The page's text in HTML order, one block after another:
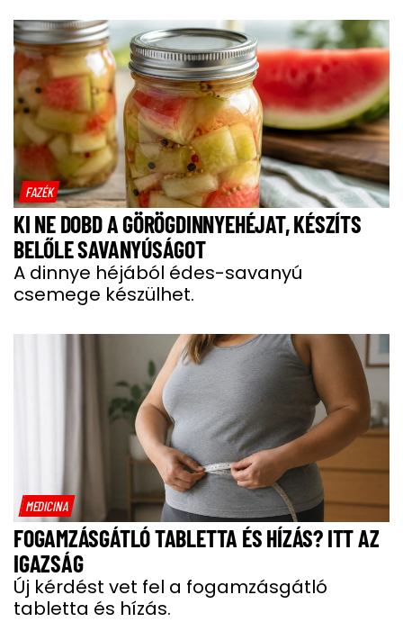
FAZÉK
KI NE DOBD A GÖRÖGDINNYEHÉJAT, KÉSZÍTS
BELŐLE SAVANYÚSÁGOT
A dinnye héjából édes-savanyú
csemege készülhet.
MEDICINA
FOGAMZÁSGÁTLÓ TABLETTA ÉS HÍZÁS? ITT AZ
IGAZSÁG
Új kérdést vet fel a fogamzásgátló
tabletta és hízás.